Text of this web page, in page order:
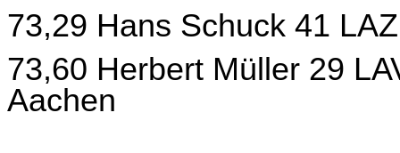
73,29 Hans Schuck 41
73,60 Herbert Müller 29
Aachen